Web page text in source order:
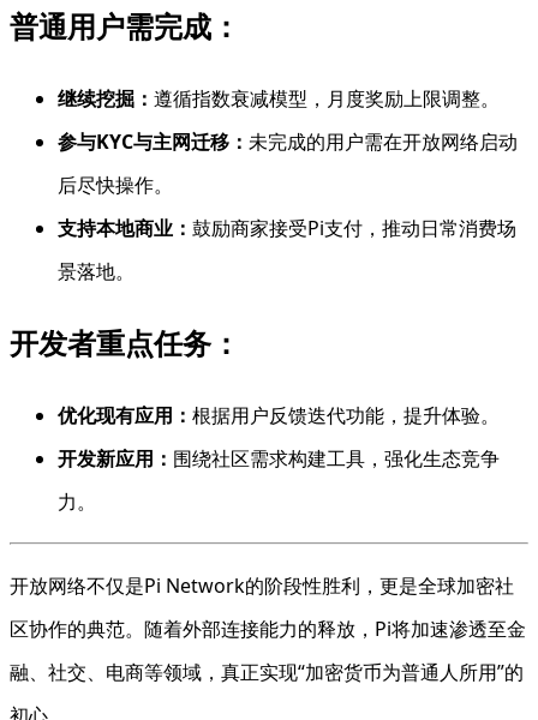
普通用户需完成：
继续挖掘： 遵循指数衰减模型，月度奖励上限调整。
参与KYC与主网迁移： 未完成的用户需在开放网络启动
后尽快操作。
支持本地商业： 鼓励商家接受Pi支付，推动日常消费场
景落地。
开发者重点任务：
优化现有应用： 根据用户反馈迭代功能，提升体验。
开发新应用： 围绕社区需求构建工具，强化生态竞争
力。
开放网络不仅是Pi Network的阶段性胜利，更是全球加密社
区协作的典范。随着外部连接能力的释放，Pi将加速渗透至金
融、社交、电商等领域，真正实现“加密货币为普通人所用”的